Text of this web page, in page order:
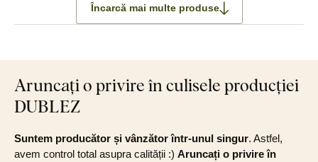
Încarcă mai multe produse
Aruncați o privire în culisele producției
DUBLEZ
Suntem producător și vânzător într-unul singur. Astfel,
avem control total asupra calității :) Aruncați o privire în